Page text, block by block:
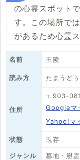
の心霊スポット
す。この場所で
があるため心霊
名前 玉陵
読み方 たまうど
住所
〒903-
Googleマ
Yahoo!マ
状態 現存
ジャンル 墓地・慰